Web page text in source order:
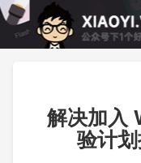
解决加入
验计